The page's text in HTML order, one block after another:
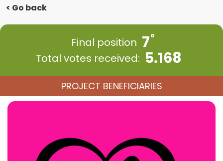
< Go back
Final position 7
Total votes received: 5.168
PROJECT BENEFICIARIES